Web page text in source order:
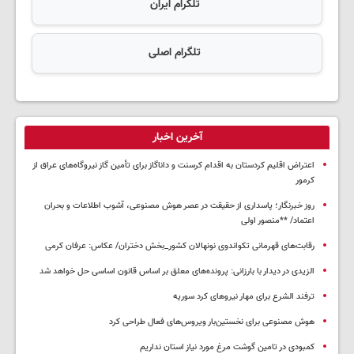
تلگرام ایران
تلگرام اصلی
آخرین اخبار
اعتراض اقلیم کردستان به اقدام کرسنت و داناگاز برای تأمین گاز نیروگاه‌های عراق از
کرمور
روز خبرنگار؛ پاسداری از حقیقت در عصر هوش مصنوعی، آشوب اطلاعات و بحران
اعتماد/ **منصور اولی
رقابت‌های قهرمانی تکواندوی نونهالان کشور_بخش دختران/ عکاس: عرفان کرمی
الزیدی در دیدار با بارزانی: پرونده‌های معلق بر اساس قانون اساسی حل خواهد شد
ترفند الشرع برای مهار نیروهای کرد سوریه
هوش مصنوعی برای نخستین‌بار ویروس‌های فعال طراحی کرد
کمبودی در تامین گوشت مرغ مورد نیاز استان نداریم